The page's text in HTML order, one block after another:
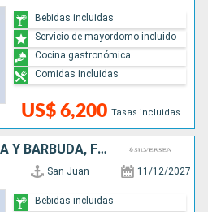
US$ 6,200 Tasas incluidas
Bebidas incluidas
Servicio de mayordomo incluido
Cocina gastronómica
Comidas incluidas
PUERTO RICO, ANTIGUA Y BARBUDA, FRANCIA, GRENADA, SAN VINCENT Y LAS GRANADINAS, SANTA LUCIA
San Juan 11/12/2027
Bebidas incluidas